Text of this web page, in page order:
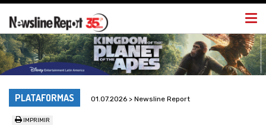
PLATAFORMAS 01.07.2026 > Newsline Report
IMPRIMIR